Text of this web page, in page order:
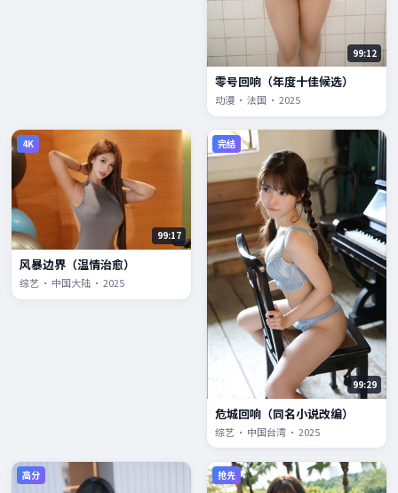
99:12
零号回响（年度十佳候选）
动漫 · 法国 · 2025
4K
99:17
风暴边界（温情治愈）
综艺 · 中国大陆 · 2025
完结
99:29
危城回响（同名小说改编）
综艺 · 中国台湾 · 2025
高分 抢先